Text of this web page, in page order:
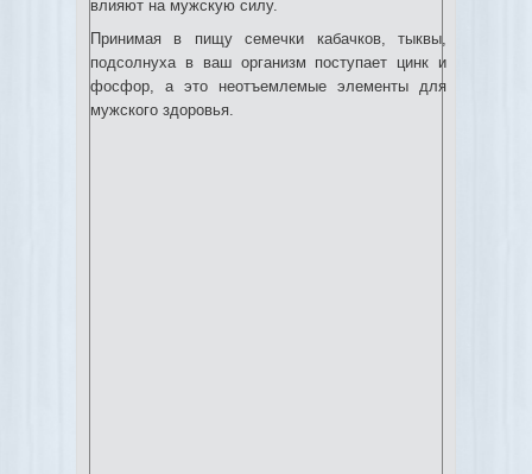
влияют на мужскую силу.
Принимая в пищу семечки кабачков, тыквы,
подсолнуха в ваш организм поступает цинк и
фосфор, а это неотъемлемые элементы для
мужского здоровья.